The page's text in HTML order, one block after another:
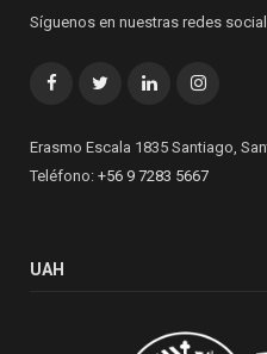
Síguenos en nuestras redes
FacebookTwitterLinkedIn
Erasmo Escala 1835 Santiago,
Teléfono: +56 9 7283 5667
UAH